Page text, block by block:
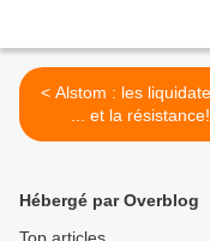
< Alstom : les liquidateurs!
... et la résistance!
Hébergé par Overblog